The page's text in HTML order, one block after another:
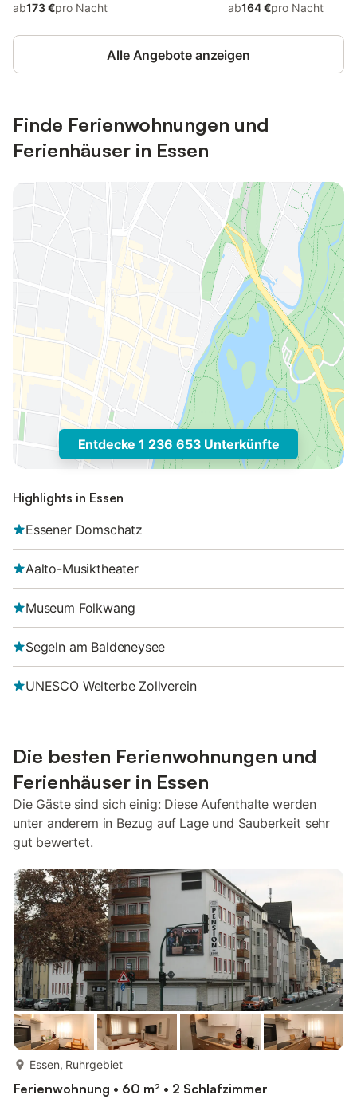
ab173 €pro Nacht ab164 €pro Nacht
Alle Angebote anzeigen
Finde Ferienwohnungen und
Ferienhäuser in Essen
Entdecke 1 236 653 Unterkünfte
Highlights in Essen
Essener Domschatz
Aalto-Musiktheater
Museum Folkwang
Segeln am Baldeneysee
UNESCO Welterbe Zollverein
Die besten Ferienwohnungen und
Ferienhäuser in Essen
Die Gäste sind sich einig: Diese Aufenthalte werden
unter anderem in Bezug auf Lage und Sauberkeit sehr
gut bewertet.
Essen, Ruhrgebiet
Ferienwohnung • 60 m² • 2 Schlafzimmer